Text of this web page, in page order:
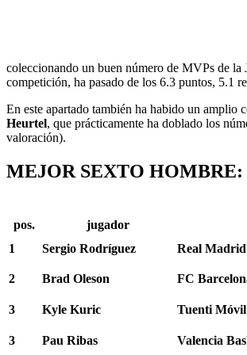
coleccionando un buen número de MVPs de
competición, ha pasado de los 6.3 puntos, 5.1
En este apartado también ha habido un amplio
Heurtel, que prácticamente ha doblado los
valoración).
MEJOR SEXTO
pos. jugador
1
Sergio Rodríguez Real Madrid
2 Brad Oleson FC
3 Kyle Kuric Tuenti
3 Pau Ribas Valencia